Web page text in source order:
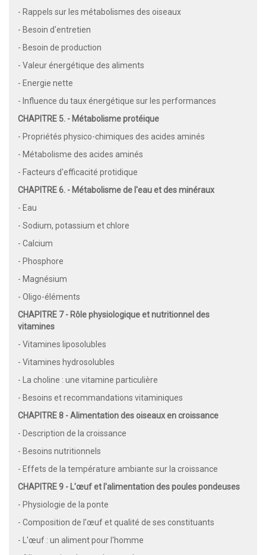
- Rappels sur les métabolismes des oiseaux
- Besoin d'entretien
- Besoin de production
- Valeur énergétique des aliments
- Energie nette
- Influence du taux énergétique sur les performances
CHAPITRE 5. - Métabolisme protéique
- Propriétés physico-chimiques des acides aminés
- Métabolisme des acides aminés
- Facteurs d'efficacité protidique
CHAPITRE 6. - Métabolisme de l'eau et des minéraux
- Eau
- Sodium, potassium et chlore
- Calcium
- Phosphore
- Magnésium
- Oligo-éléments
CHAPITRE 7 - Rôle physiologique et nutritionnel des
vitamines
- Vitamines liposolubles
- Vitamines hydrosolubles
- La choline : une vitamine particulière
- Besoins et recommandations vitaminiques
CHAPITRE 8 - Alimentation des oiseaux en croissance
- Description de la croissance
- Besoins nutritionnels
- Effets de la température ambiante sur la croissance
CHAPITRE 9 - L'œuf et l'alimentation des poules pondeuses
- Physiologie de la ponte
- Composition de l'œuf et qualité de ses constituants
- L'œuf : un aliment pour l'homme